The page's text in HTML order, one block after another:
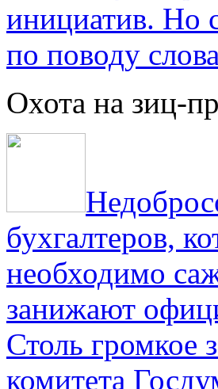
инициатив. Но
по поводу
Охота на зиц-
бухгалтеров,
необходимо
занижают
Столь громкое
комитета